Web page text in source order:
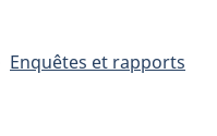
Enquêtes et rapports